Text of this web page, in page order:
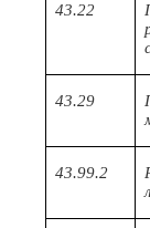
43.22
43.29
43.99.2